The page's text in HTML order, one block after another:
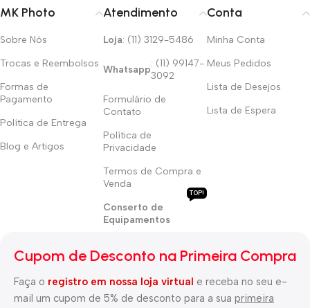
MK Photo
Sobre Nós
Trocas e Reembolsos
Formas de
Pagamento
Política de Entrega
Blog e Artigos
Atendimento
Loja: (11) 3129-5486
Whatsapp
: (11) 99147-
3092
Formulário de
Contato
Política de
Privacidade
Termos de Compra e
Venda
Conserto de
Equipamentos
TOP!
Conta
Minha Conta
Meus Pedidos
Lista de Desejos
Lista de Espera
Cupom de Desconto na Primeira Compra
Faça o registro em nossa loja virtual e receba no seu e-
mail um cupom de 5% de desconto para a sua primeira